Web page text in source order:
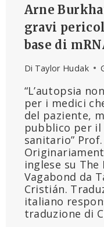
Arne
gravi
base di
Di Taylor Hudak
“L’autopsia
per i medici
del paziente,
pubblico per
sanitario”
inglese su The
Vagabond da
Cristián.
italiano
traduzione di